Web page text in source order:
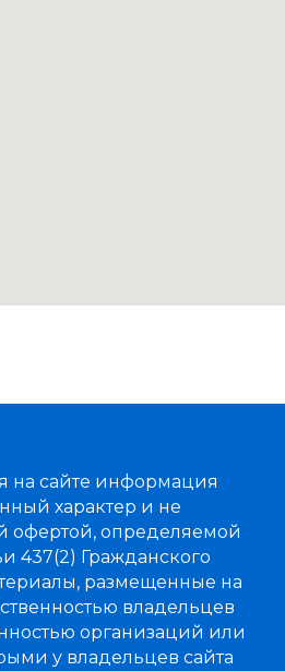
на сайте информация
характер и не
офертой, определяемой
437(2) Гражданского
размещенные на
владельцев
организаций или
у владельцев сайта